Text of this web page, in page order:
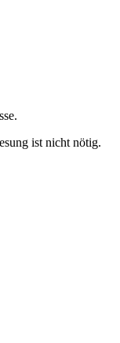
ist nicht nötig.